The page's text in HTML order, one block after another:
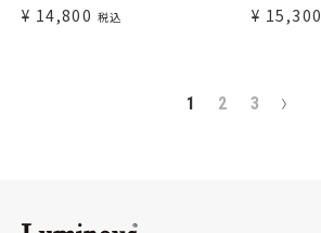
¥ 14,800 税込 ¥ 15,300
1 2 3